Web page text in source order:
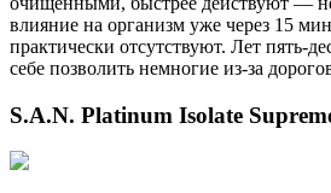
влияние на организм уже через 15
практически отсутствуют. Лет пять-
себе позволить немногие из-за
S.A.N. Platinum Isolate